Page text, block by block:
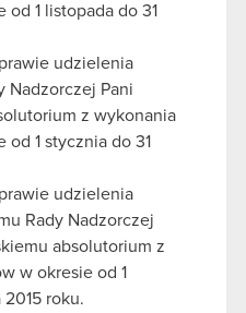
1 listopada do 31
udzielenia
Nadzorczej Pani
z wykonania
1 stycznia do 31
udzielenia
Rady Nadzorczej
absolutorium z
w okresie od 1
roku.